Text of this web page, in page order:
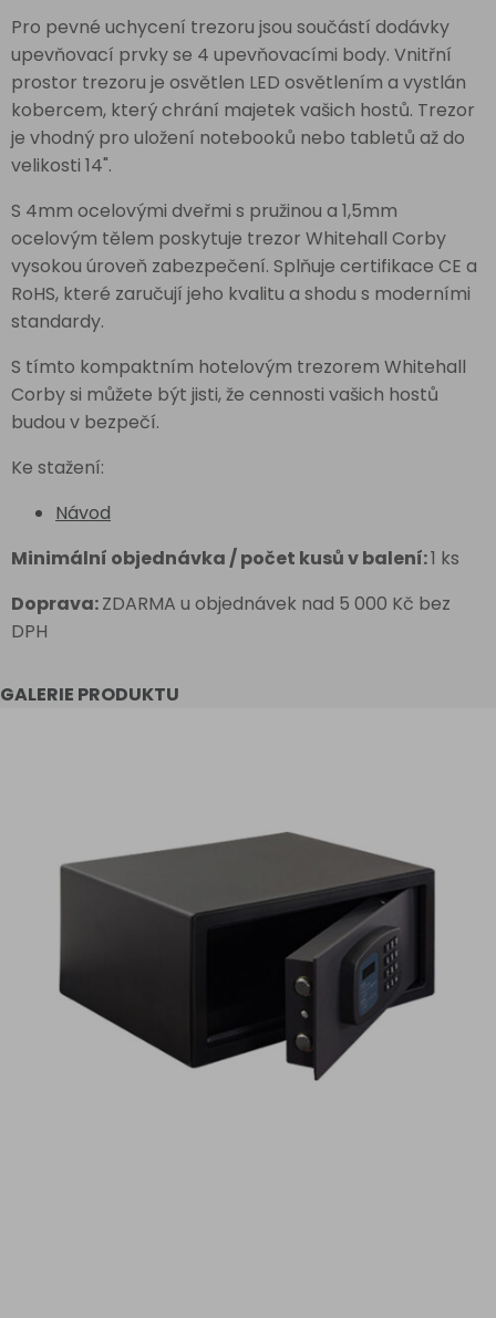
GALERIE PRODUKTU
Pro pevné uchycení trezoru jsou součástí dodávky
upevňovací prvky se 4 upevňovacími body. Vnitřní
prostor trezoru je osvětlen LED osvětlením a vystlán
kobercem, který chrání majetek vašich hostů. Trezor
je vhodný pro uložení notebooků nebo tabletů až do
velikosti 14".
S 4mm ocelovými dveřmi s pružinou a 1,5mm
ocelovým tělem poskytuje trezor Whitehall Corby
vysokou úroveň zabezpečení. Splňuje certifikace CE a
RoHS, které zaručují jeho kvalitu a shodu s moderními
standardy.
S tímto kompaktním hotelovým trezorem Whitehall
Corby si můžete být jisti, že cennosti vašich hostů
budou v bezpečí.
Ke stažení:
Návod
Minimální objednávka / počet kusů v balení:1 ks
Doprava:ZDARMA u objednávek nad 5 000 Kč bez
DPH